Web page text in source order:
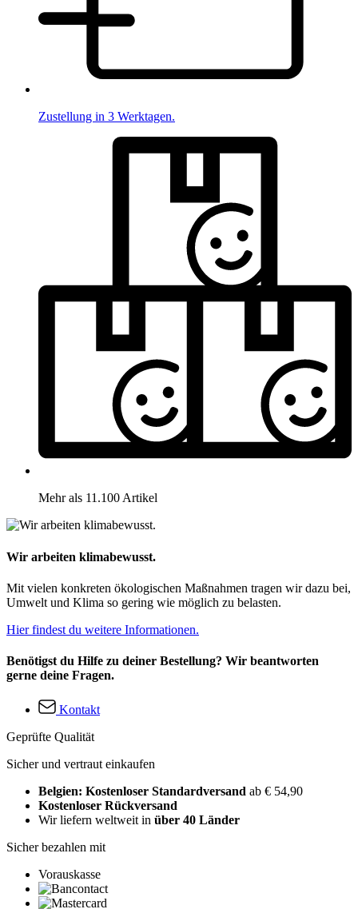
Zustellung in 3 Werktagen.
Mehr als 11.100 Artikel
Wir arbeiten klimabewusst.
Mit vielen konkreten ökologischen Maßnahmen tragen wir dazu bei,
Umwelt und Klima so gering wie möglich zu belasten.
Hier findest du weitere Informationen.
Benötigst du Hilfe zu deiner Bestellung? Wir beantworten
gerne deine Fragen.
Kontakt
Geprüfte Qualität
Sicher und vertraut einkaufen
Belgien: Kostenloser Standardversand ab € 54,90
Kostenloser Rückversand
Wir liefern weltweit in über 40 Länder
Sicher bezahlen mit
Vorauskasse